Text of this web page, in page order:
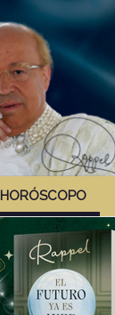
HORÓSCOPO